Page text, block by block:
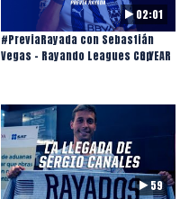
02:01
#PreviaRayada con Sebastián
Vegas - Rayando Leagues Cup3 YEAR
59